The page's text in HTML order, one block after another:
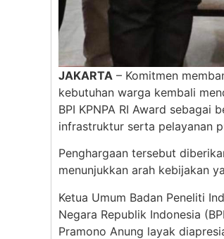
JAKARTA – Komitmen
kebutuhan warga kembali
BPI KPNPA RI Award sebagai
infrastruktur serta pelayanan
Penghargaan tersebut
menunjukkan arah kebijakan
Ketua Umum Badan Peneliti
Negara Republik Indonesia
Pramono Anung layak